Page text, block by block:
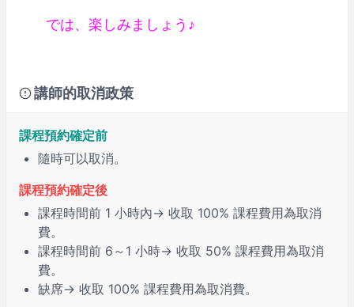
では、楽しみましょう♪
講師的取消政策
課程預約確定前
隨時可以取消。
課程預約確定後
課程時間前 1 小時內→ 收取 100% 課程費用為取消
費。
課程時間前 6～1 小時→ 收取 50% 課程費用為取消
費。
缺席→ 收取 100% 課程費用為取消費。